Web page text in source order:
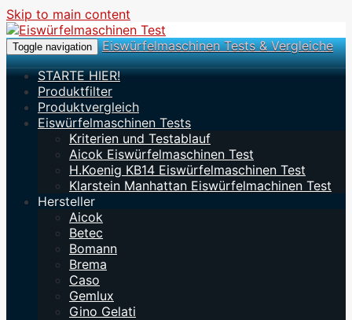
Skip to main content
Toggle navigation
Eiswürfelmaschinen Tests & Vergleiche
STARTE HIER!
Produktfilter
Produktvergleich
Eiswürfelmaschinen Tests
Kriterien und Testablauf
Aicok Eiswürfelmaschinen Test
H.Koenig KB14 Eiswürfelmaschinen Test
Klarstein Manhattan Eiswürfelmachinen Test
Hersteller
Aicok
Betec
Bomann
Brema
Caso
Gemlux
Gino Gelati